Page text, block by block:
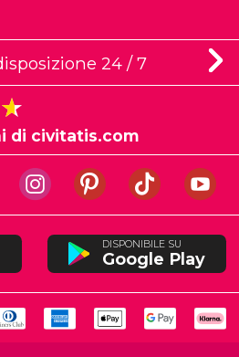
24 / 7
di civitatis.com
DISPONIBILE SU
Google Play